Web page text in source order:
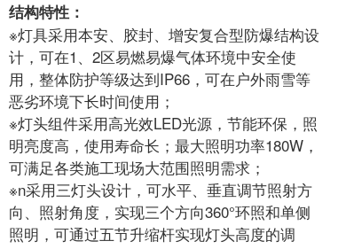
结构特性：
※灯具采用本安、胶封、增安复合型防爆结构设
计，可在1、2区易燃易爆气体环境中安全使
用，整体防护等级达到IP66，可在户外雨雪等
恶劣环境下长时间使用；
※灯头组件采用高光效LED光源，节能环保，照
明亮度高，使用寿命长；最大照明功率180W，
可满足各类施工现场大范围照明需求；
※n采用三灯头设计，可水平、垂直调节照射方
向、照射角度，实现三个方向360°环照和单侧
照明，可通过五节升缩杆实现灯头高度的调